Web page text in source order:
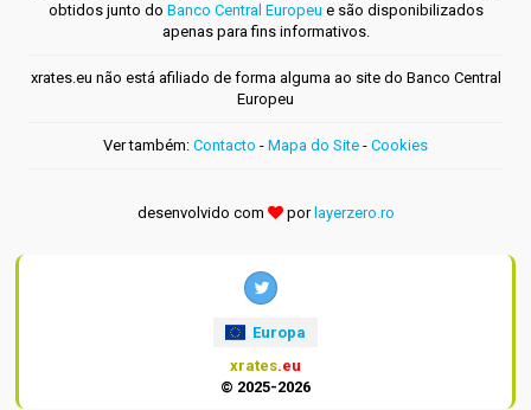
obtidos junto do Banco Central Europeu e são disponibilizados
apenas para fins informativos.
xrates.eu não está afiliado de forma alguma ao site do Banco Central
Europeu
Ver também: Contacto - Mapa do Site - Cookies
desenvolvido com por layerzero.ro
Europa
xrates.eu
© 2025-2026